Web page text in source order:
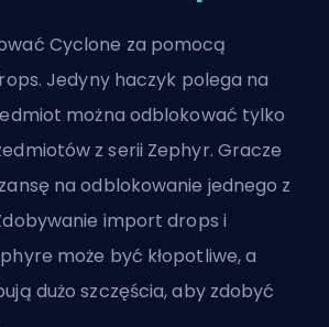
Cyclone za pomocą
Jedyny haczyk polega na
można odblokować tylko
z serii Zephyr. Gracze
na odblokowanie jednego z
import drops i
może być kłopotliwe, a
dużo szczęścia, aby zdobyć